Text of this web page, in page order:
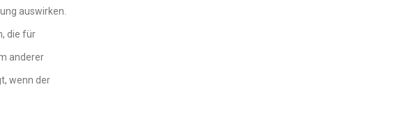
auswirken.
die für
anderer
wenn der